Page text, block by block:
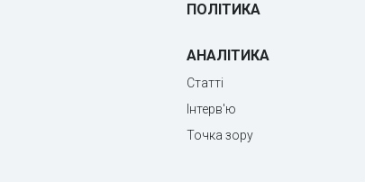
ПОЛІТИКА
АНАЛІТИКА
Статті
Інтерв'ю
Точка зору